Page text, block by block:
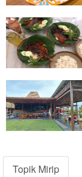
Topik Mirip